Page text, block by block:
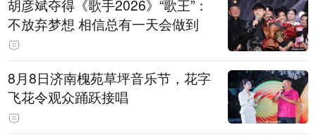
胡彦斌夺得《歌手2026》“歌王”：
不放弃梦想 相信总有一天会做到
8月8日济南槐苑草坪音乐节，花字
飞花令观众踊跃接唱